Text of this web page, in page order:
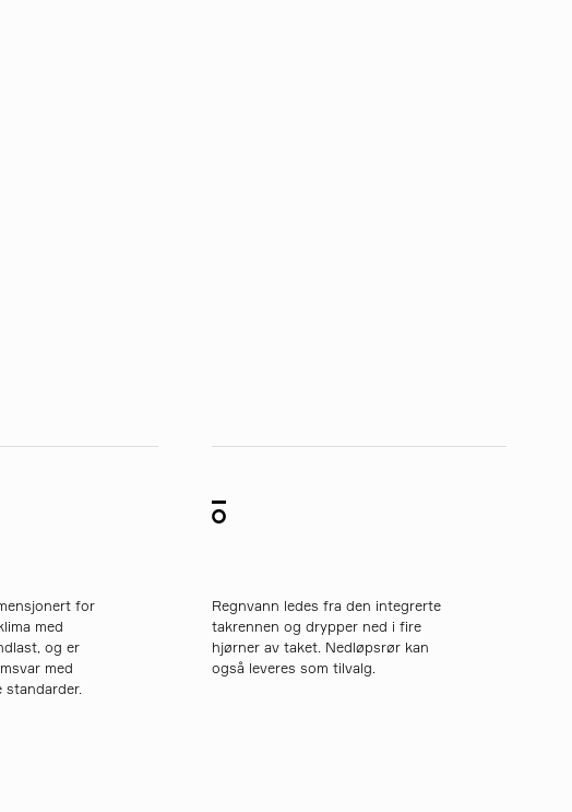
for
med
og er
med
standarder.
Regnvann ledes fra den integrerte
takrennen og drypper ned i fire
hjørner av taket. Nedløpsrør kan
også leveres som tilvalg.